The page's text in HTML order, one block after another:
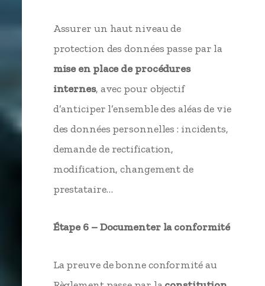
Assurer un haut niveau de
protection des données passe par la
mise en place de procédures
internes, avec pour objectif
d’anticiper l’ensemble des aléas de vie
des données personnelles : incidents,
demande de rectification,
modification, changement de
prestataire…
Étape 6 – Documenter la conformité
La preuve de bonne conformité au